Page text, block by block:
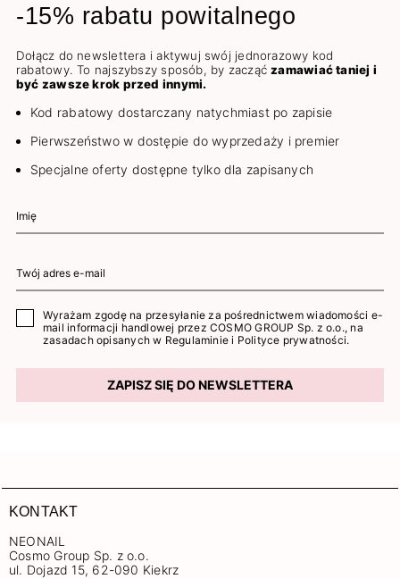
-15% rabatu powitalnego
Dołącz do newslettera i aktywuj swój jednorazowy kod
rabatowy. To najszybszy sposób, by zacząćzamawiać taniej i
być zawsze krok przed innymi.
Kod rabatowy dostarczany natychmiast po zapisie
Pierwszeństwo w dostępie do wyprzedaży i premier
Specjalne oferty dostępne tylko dla zapisanych
Wyrażam zgodę na przesyłanie za pośrednictwem wiadomości e-
mail informacji handlowej przez COSMO GROUP Sp. z o.o., na
zasadach opisanych w Regulaminie i Polityce prywatności.
ZAPISZ SIĘ DO NEWSLETTERA
KONTAKT
NEONAIL
Cosmo Group Sp. z o.o.
ul. Dojazd 15, 62-090 Kiekrz